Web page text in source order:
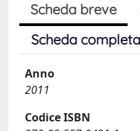
Scheda breve
Scheda
Anno
2011
Codice ISBN